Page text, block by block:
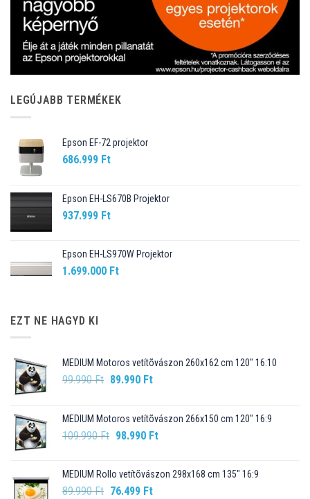
LEGÚJABB TERMÉKEK
Epson EF-72 projektor
686.999 Ft
Epson EH-LS670B Projektor
937.999 Ft
Epson EH-LS970W Projektor
1.699.000 Ft
EZT NE HAGYD KI
MEDIUM Motoros vetítõvászon 260x162 cm 120" 16:10
99.990Ft Original
99.990 Ft.
89.990 FtCurrent
89.990 Ft.
MEDIUM Motoros vetítõvászon 266x150 cm 120" 16:9
109.990Ft Original
109.990 Ft.
98.990 FtCurrent
98.990 Ft.
MEDIUM Rollo vetítõvászon 298x168 cm 135" 16:9
89.990Ft Original
76.499 FtCurrent